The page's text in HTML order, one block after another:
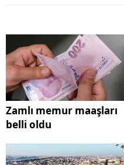
Zamlı memur maaşları
belli oldu